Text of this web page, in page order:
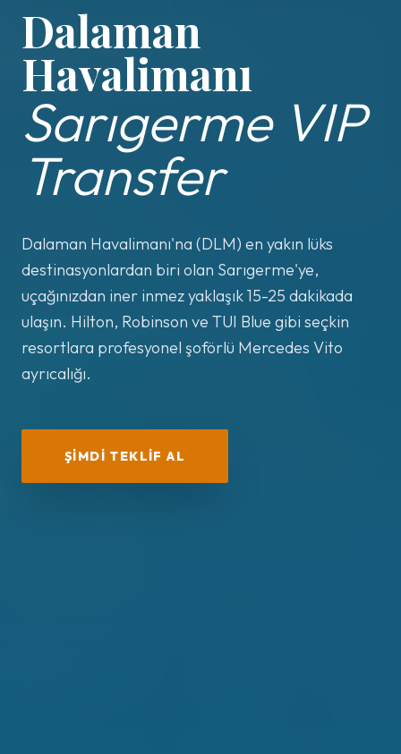
Dalaman
Havalimanı
Sarıgerme VIP
Transfer
Dalaman Havalimanı'na (DLM) en yakın lüks
destinasyonlardan biri olan Sarıgerme'ye,
uçağınızdan iner inmez yaklaşık 15-25 dakikada
ulaşın. Hilton, Robinson ve TUI Blue gibi seçkin
resortlara profesyonel şoförlü Mercedes Vito
ayrıcalığı.
ŞIMDI TEKLIF AL